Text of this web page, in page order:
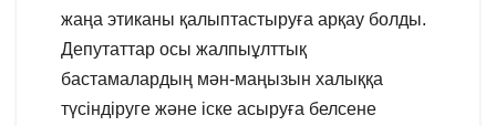
жаңа этиканы қалыптастыруға арқау болды.
Депутаттар осы жалпыұлттық
бастамалардың мән-маңызын халыққа
түсіндіруге және іске асыруға белсене